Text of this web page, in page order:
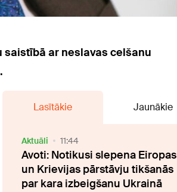
ar neslavas celšanu
Lasītākie Jaunākie
Aktuāli 11:44
Avoti: Notikusi slepena Eiropas
un Krievijas pārstāvju tikšanās
par kara izbeigšanu Ukrainā